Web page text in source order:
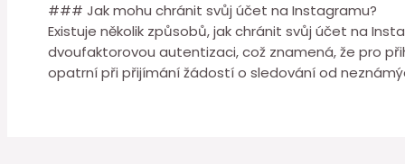
### Jak mohu chránit svůj účet na Instagramu?
Existuje několik způsobů, jak chránit svůj účet na
dvoufaktorovou autentizaci, což znamená, že pro
opatrní při přijímání žádostí o sledování od